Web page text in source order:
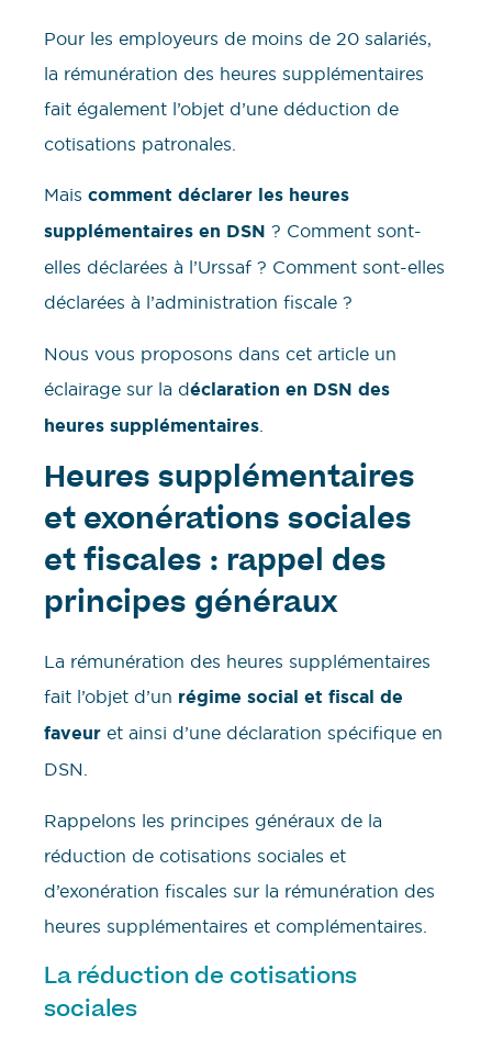
Pour les employeurs de moins de 20 salariés,
la rémunération des heures supplémentaires
fait également l’objet d’une déduction de
cotisations patronales.
Mais comment déclarer les heures
supplémentaires en DSN ? Comment sont-
elles déclarées à l’Urssaf ? Comment sont-elles
déclarées à l’administration fiscale ?
Nous vous proposons dans cet article un
éclairage sur la déclaration en DSN des
heures supplémentaires
Heures supplémentaires
et exonérations sociales
et fiscales : rappel des
principes généraux
La rémunération des heures supplémentaires
fait l’objet d’un régime social et fiscal de
faveur et ainsi d’une déclaration spécifique en
DSN.
Rappelons les principes généraux de la
réduction de cotisations sociales et
d’exonération fiscales sur la rémunération des
heures supplémentaires et complémentaires.
La réduction de cotisations
sociales